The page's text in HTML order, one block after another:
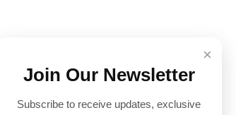
×
Join Our Newsletter
Subscribe to receive updates, exclusive